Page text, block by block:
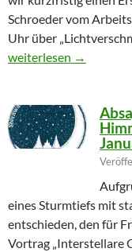
Schroeder vom
Uhr über
Geändertes
weiterlesen →
eines Sturmtiefs mit
entschieden, den für
Vortrag „Interstellare